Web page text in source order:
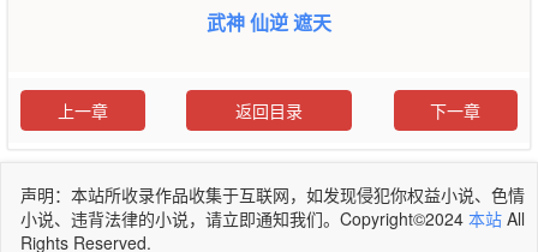
武神仙逆遮天
上一章 返回目录 下一章
声明：本站所收录作品收集于互联网，如发现侵犯你权益小说、色情
小说、违背法律的小说，请立即通知我们。Copyright©2024 本站 All
Rights Reserved.